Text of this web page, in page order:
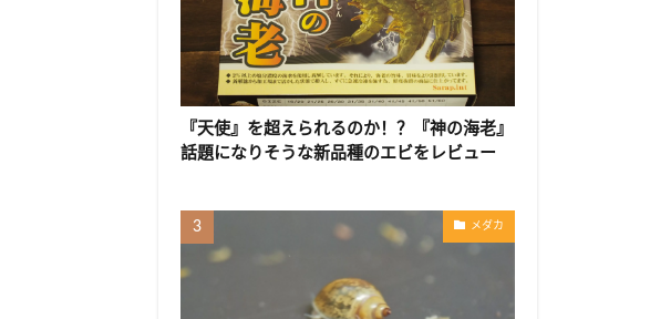
『天使』を超えられるのか！？『神の海老』
話題になりそうな新品種のエビをレビュー
メダカ